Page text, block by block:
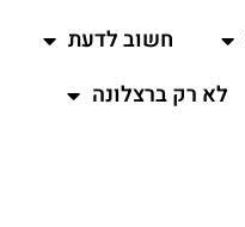
חשוב לדעת
לא רק ברצלונה